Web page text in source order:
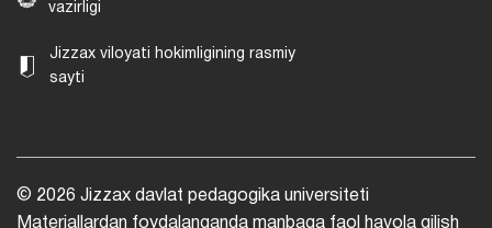
vazirligi
Jizzax viloyati hokimligining rasmiy
sayti
© 2026 Jizzax davlat pedagogika universiteti
Materiallardan foydalanganda manbaga faol havola qilish